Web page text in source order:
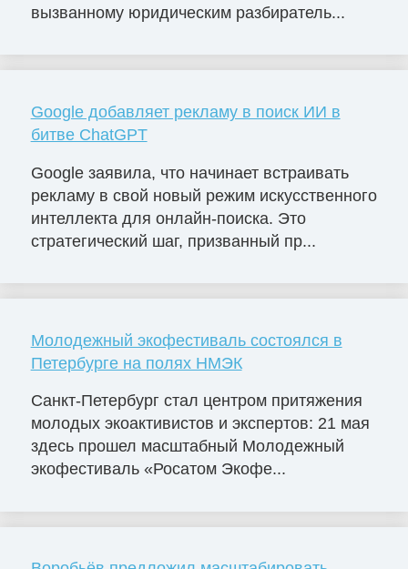
вызванному юридическим разбиратель...
Google добавляет рекламу в поиск ИИ в
битве ChatGPT
Google заявила, что начинает встраивать
рекламу в свой новый режим искусственного
интеллекта для онлайн-поиска. Это
стратегический шаг, призванный пр...
Молодежный экофестиваль состоялся в
Петербурге на полях НМЭК
Санкт-Петербург стал центром притяжения
молодых экоактивистов и экспертов: 21 мая
здесь прошел масштабный Молодежный
экофестиваль «Росатом Экофе...